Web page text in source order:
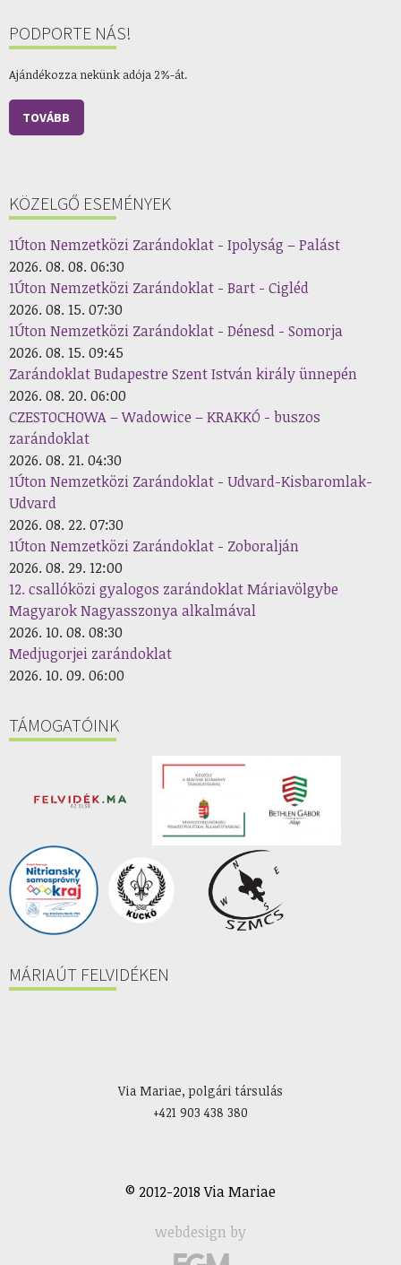
PODPORTE NÁS!
Ajándékozza nekünk adója 2%-át.
TOVÁBB
KÖZELGŐ ESEMÉNYEK
1Úton Nemzetközi Zarándoklat - Ipolyság – Palást
2026. 08. 08. 06:30
1Úton Nemzetközi Zarándoklat - Bart - Cigléd
2026. 08. 15. 07:30
1Úton Nemzetközi Zarándoklat - Dénesd - Somorja
2026. 08. 15. 09:45
Zarándoklat Budapestre Szent István király ünnepén
2026. 08. 20. 06:00
CZESTOCHOWA – Wadowice – KRAKKÓ - buszos
zarándoklat
2026. 08. 21. 04:30
1Úton Nemzetközi Zarándoklat - Udvard-Kisbaromlak-
Udvard
2026. 08. 22. 07:30
1Úton Nemzetközi Zarándoklat - Zoboralján
2026. 08. 29. 12:00
12. csallóközi gyalogos zarándoklat Máriavölgybe
Magyarok Nagyasszonya alkalmával
2026. 10. 08. 08:30
Medjugorjei zarándoklat
2026. 10. 09. 06:00
TÁMOGATÓINK
MÁRIAÚT FELVIDÉKEN
Via Mariae, polgári társulás
+421 903 438 380
© 2012-2018 Via Mariae
webdesign by